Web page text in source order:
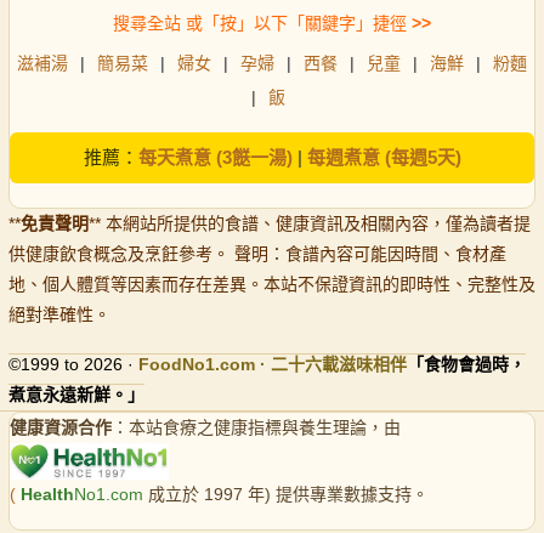
搜尋全站 或「按」以下「關鍵字」捷徑 >>
滋補湯 | 簡易菜 | 婦女 | 孕婦 | 西餐 | 兒童 | 海鮮 |
粉麵
|
飯
推薦： 每天煮意 (3餸一湯)| 每週煮意 (每週5天)
**免責聲明** 本網站所提供的食譜、健康資訊及相關內容，僅為讀者提
供健康飲食概念及烹飪參考。 聲明：食譜內容可能因時間、食材產
地、個人體質等因素而存在差異。本站不保證資訊的即時性、完整性及
絕對準確性。
©1999 to 2026 · FoodNo1.com · 二十六載滋味相伴 「食物會過時，
煮意永遠新鮮。」
健康資源合作 ：本站食療之健康指標與養生理論，由
( HealthNo1.com 成立於 1997 年) 提供專業數據支持。